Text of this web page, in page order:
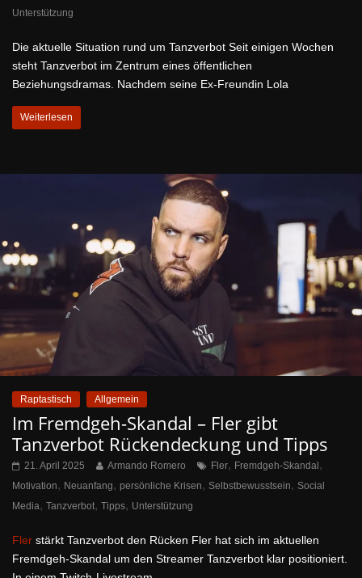
Unterstützung
Die aktuelle Situation rund um Tanzverbot Seit einigen Wochen
steht Tanzverbot im Zentrum eines öffentlichen
Beziehungsdramas. Nachdem seine Ex-Freundin Lola
Weiterlesen
Raptastisch Allgemein
Im Fremdgeh-Skandal – Fler gibt
Tanzverbot Rückendeckung und Tipps
21. April 2025 Armando Romero Fler, Fremdgeh-Skandal,
Motivation, Neuanfang, persönliche Krisen, Selbstbewusstsein, Social
Media, Tanzverbot, Tipps, Unterstützung
Fler stärkt Tanzverbot den Rücken Fler hat sich im aktuellen
Fremdgeh-Skandal um den Streamer Tanzverbot klar positioniert.